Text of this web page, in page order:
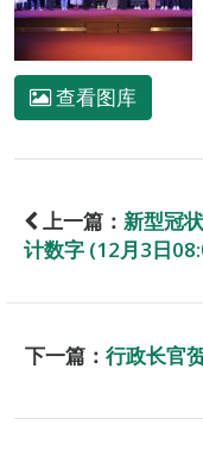
查看图库
上一篇： 新型冠
计数字 (12月3日
下一篇： 行政长官